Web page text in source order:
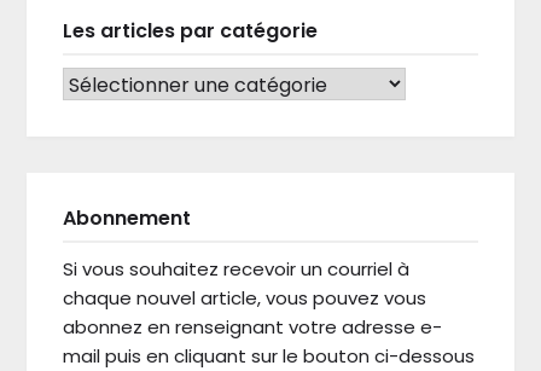
Les articles par catégorie
LES ARTICLES PAR CATÉGORIE
Abonnement
Si vous souhaitez recevoir un courriel à
chaque nouvel article, vous pouvez vous
abonnez en renseignant votre adresse e-
mail puis en cliquant sur le bouton ci-dessous